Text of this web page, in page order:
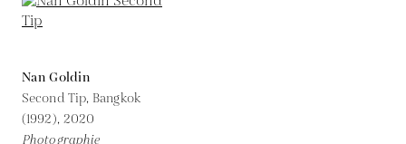
Nan Goldin
Second Tip, Bangkok
(1992), 2020
Photographie